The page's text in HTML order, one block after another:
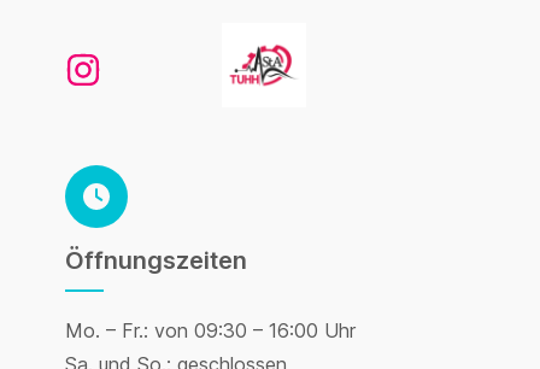
Öffnungszeiten
Mo. – Fr.: von 09:30 – 16:00 Uhr
Sa. und So.: geschlossen